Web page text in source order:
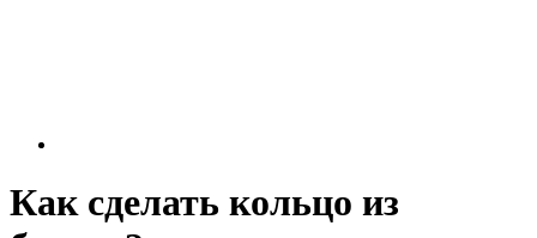
Как сделать кольцо из